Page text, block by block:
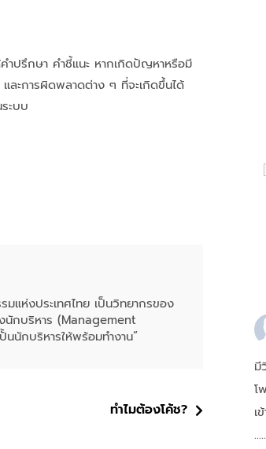
ำปรึกษา คำชี้แนะ หากเกิดปัญหาหรือมี
ละการผิดพลาดต่าง ๆ ที่จะเกิดขึ้นได้
ะบบ
แห่งประเทศไทย เป็นวิทยากรของ
นักบริหาร (Management
นักบริหารให้พร้อมทำงาน”
ทำไมต้องโค้ช?
มี
โ
เ